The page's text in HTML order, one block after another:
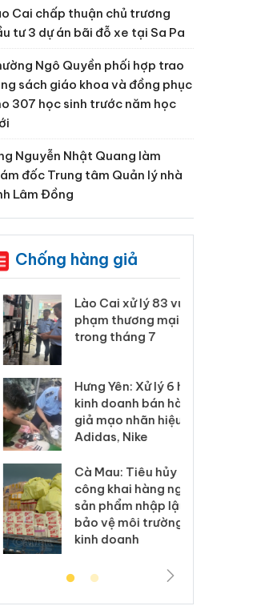
Cai chấp thuận chủ trương
tư 3 dự án bãi đỗ xe tại Sa Pa
Ngô Quyền phối hợp trao
sách giáo khoa và đồng phục
307 học sinh trước năm học
Nguyễn Nhật Quang làm
đốc Trung tâm Quản lý nhà
Lâm Đồng
Chống hàng giả
Lào Cai xử lý 83 vụ vi
phạm thương mại
trong tháng 7
Hưng Yên: Xử lý 6 hộ
kinh doanh bán hàng
giả mạo nhãn hiệu
Adidas, Nike
Cà Mau: Tiêu hủy
công khai hàng ngàn
sản phẩm nhập lậu,
bảo vệ môi trường
kinh doanh